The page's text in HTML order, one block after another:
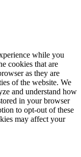
while you
cookies that are
as they are
of the website. We
and understand how
in your browser
to opt-out of these
may affect your